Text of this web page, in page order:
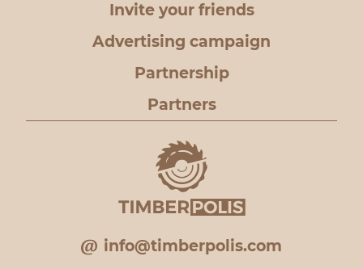
Invite your friends
Advertising campaign
Partnership
Partners
info@timberpolis.com